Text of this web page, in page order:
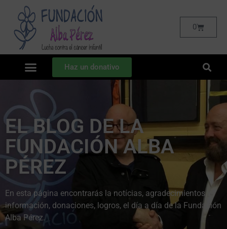
0
Haz un donativo
EL BLOG DE LA
FUNDACIÓN ALBA
PÉREZ
En esta página encontrarás la notícias, agradecimientos,
información, donaciones, logros, el día a día de la Fundación
Alba Pérez.